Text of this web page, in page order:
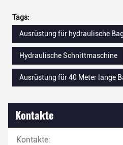
Tags:
Ausrüstung für hydraulische
Hydraulische Schnittmaschine
Ausrüstung für 40 Meter lange
Kontakte
Kontakte: